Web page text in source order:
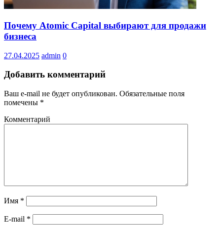
Почему Atomic Capital выбирают для продажи
бизнеса
27.04.2025 admin 0
Добавить комментарий
Ваш e-mail не будет опубликован. Обязательные поля
помечены *
Комментарий
Имя *
E-mail *